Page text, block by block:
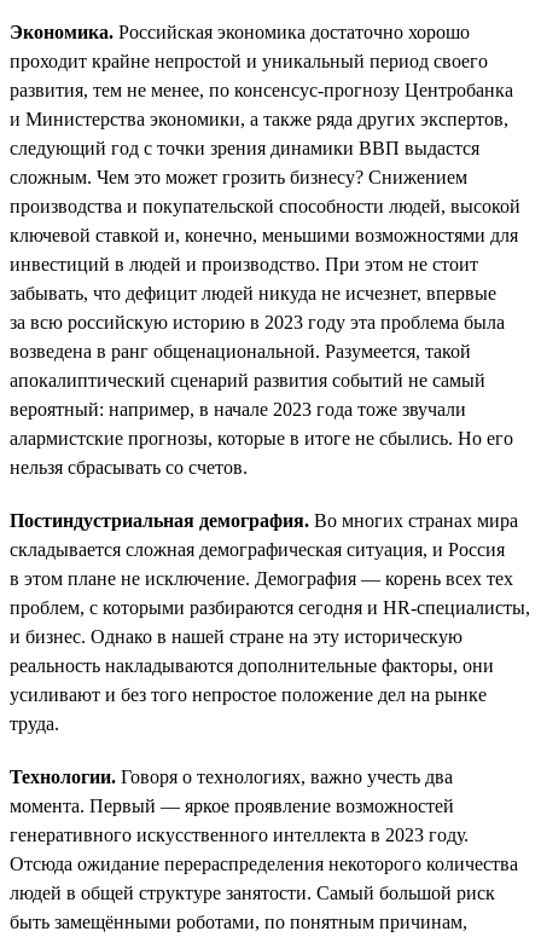
Экономика. Российская экономика достаточно хорошо
проходит крайне непростой и уникальный период своего
развития, тем не менее, по консенсус-прогнозу Центробанка
и Министерства экономики, а также ряда других экспертов,
следующий год с точки зрения динамики ВВП выдастся
сложным. Чем это может грозить бизнесу? Снижением
производства и покупательской способности людей, высокой
ключевой ставкой и, конечно, меньшими возможностями для
инвестиций в людей и производство. При этом не стоит
забывать, что дефицит людей никуда не исчезнет, впервые
за всю российскую историю в 2023 году эта проблема была
возведена в ранг общенациональной. Разумеется, такой
апокалиптический сценарий развития событий не самый
вероятный: например, в начале 2023 года тоже звучали
алармистские прогнозы, которые в итоге не сбылись. Но его
нельзя сбрасывать со счетов.
Постиндустриальная демография. Во многих странах мира
складывается сложная демографическая ситуация, и Россия
в этом плане не исключение. Демография — корень всех тех
проблем, с которыми разбираются сегодня и HR-специалисты,
и бизнес. Однако в нашей стране на эту историческую
реальность накладываются дополнительные факторы, они
усиливают и без того непростое положение дел на рынке
труда.
Технологии. Говоря о технологиях, важно учесть два
момента. Первый — яркое проявление возможностей
генеративного искусственного интеллекта в 2023 году.
Отсюда ожидание перераспределения некоторого количества
людей в общей структуре занятости. Самый большой риск
быть замещёнными роботами, по понятным причинам,